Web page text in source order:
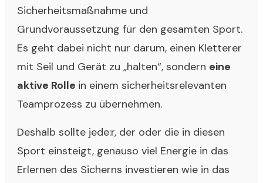
Sicherheitsmaßnahme und
Grundvoraussetzung für den gesamten Sport.
Es geht dabei nicht nur darum, einen Kletterer
mit Seil und Gerät zu „halten“, sondern eine
aktive Rolle in einem sicherheitsrelevanten
Teamprozess zu übernehmen.
Deshalb sollte jede:r, der oder die in diesen
Sport einsteigt, genauso viel Energie in das
Erlernen des Sicherns investieren wie in das